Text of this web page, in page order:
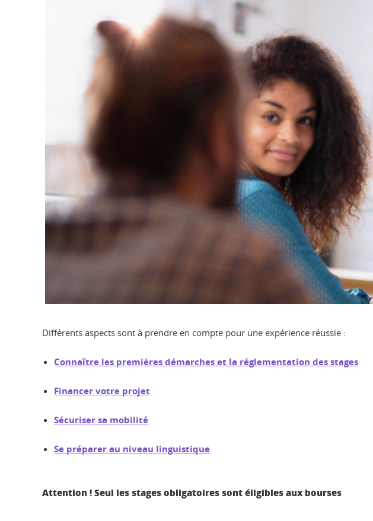
Différents aspects sont à prendre en compte pour une expérience réussie :
Connaître les premières démarches et la réglementation des stages
Financer votre projet
Sécuriser sa mobilité
Se préparer au niveau linguistique
Attention ! Seul les stages obligatoires sont éligibles aux bourses